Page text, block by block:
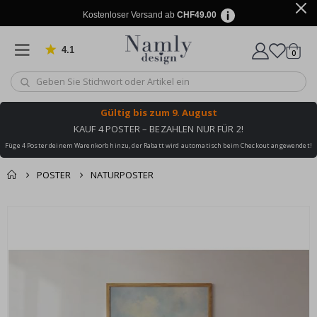
Kostenloser Versand ab CHF49.00
4.1 von 1030 Bewertungen
Wagen
0
Gültig bis zum 9. August
KAUF 4 POSTER – BEZAHLEN NUR FÜR 2!
Füge 4 Poster deinem Warenkorb hinzu, der Rabatt wird automatisch beim Checkout angewendet!
POSTER NATURPOSTER